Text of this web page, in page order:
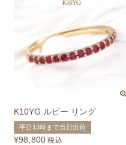
K10YG ルビー リング
平日13時まで当日出荷
¥98,800 税込